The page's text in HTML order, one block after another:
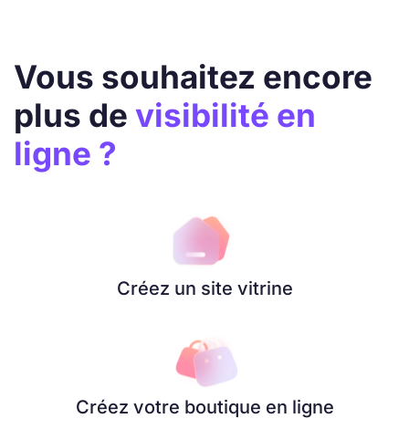
Vous souhaitez encore
plus de visibilité en
ligne ?
Créez un site vitrine
Créez votre boutique en ligne